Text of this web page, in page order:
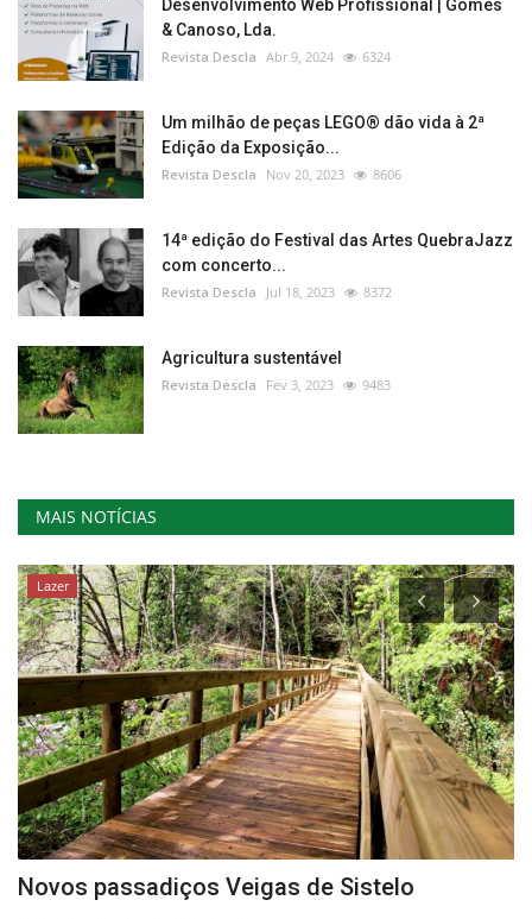
Desenvolvimento Web Profissional | Gomes
& Canoso, Lda.
Revista Descla Abr 9, 2024 6324
Um milhão de peças LEGO® dão vida à 2ª
Edição da Exposição...
Revista Descla Nov 20, 2023 8606
14ª edição do Festival das Artes QuebraJazz
com concerto...
Revista Descla Jul 18, 2023 8372
Agricultura sustentável
Revista Descla Fev 3, 2023 9483
MAIS NOTÍCIAS
Lazer
Novos passadiços Veigas de Sistelo